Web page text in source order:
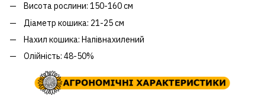
Висота рослини: 150-160 см
Діаметр кошика: 21-25 см
Нахил кошика: Напівнахилений
Олійність: 48-50%